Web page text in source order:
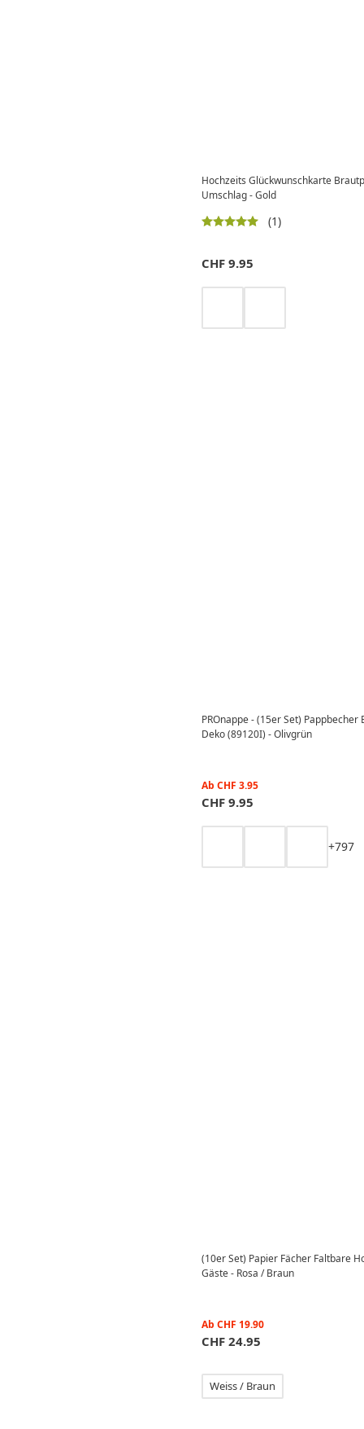
Hochzeits Glückwunschkarte
Umschlag - Gold
(1)
CHF 9.95
PROnappe - (15er Set)
Deko (89120I) - Olivgrün
Ab CHF 3.95
CHF 9.95
+797
(10er Set) Papier Fächer Faltbare
Gäste - Rosa / Braun
Ab CHF 19.90
CHF 24.95
Weiss / Braun